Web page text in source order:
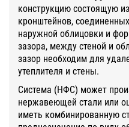
конструкцию состоящую
кронштейнов,
наружной облицовки и
зазора, между стеной и
зазор необходим для
утеплителя и стены.
Система (НФС) может
нержавеющей стали или
иметь комбинированную